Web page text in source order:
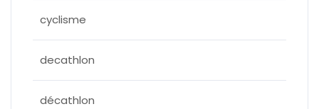
cyclisme
decathlon
décathlon